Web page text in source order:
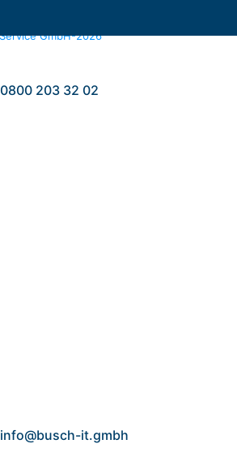
0800 203 32 02
info@busch-it.gmbh